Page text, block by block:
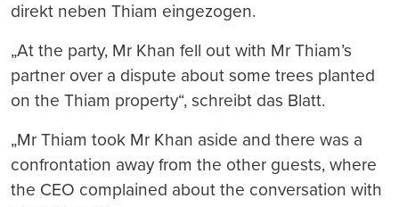
direkt neben Thiam eingezogen.
„At the party, Mr Khan fell out with Mr Thiam’s
partner over a dispute about some trees planted
on the Thiam property“, schreibt das Blatt.
„Mr Thiam took Mr Khan aside and there was a
confrontation away from the other guests, where
the CEO complained about the conversation with